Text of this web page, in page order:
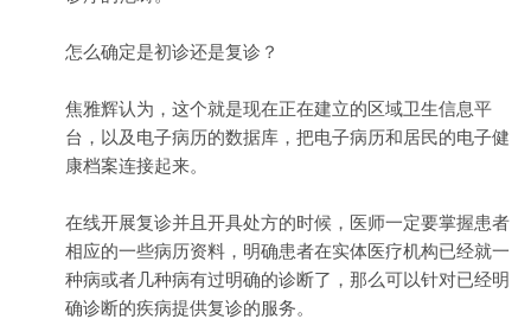
怎么确定是初诊还是复诊？
焦雅辉认为，这个就是现在正在建立的区域卫生信息平
台，以及电子病历的数据库，把电子病历和居民的电子健
康档案连接起来。
在线开展复诊并且开具处方的时候，医师一定要掌握患者
相应的一些病历资料，明确患者在实体医疗机构已经就一
种病或者几种病有过明确的诊断了，那么可以针对已经明
确诊断的疾病提供复诊的服务。